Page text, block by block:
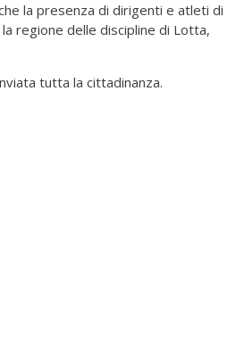
la presenza di dirigenti e atleti di
regione delle discipline di Lotta,
tutta la cittadinanza.